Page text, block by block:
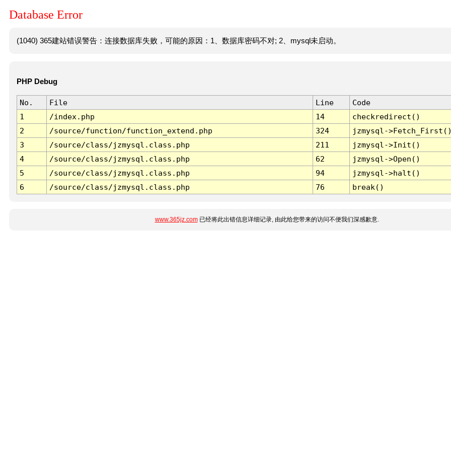
Database Error
(1040) 365建站错误警告：连接数据库失败，可能的原因：1、数据库密码不对; 2、mysql未启动。
PHP Debug
No. File Line
Code
1
/index.php 14
checkredirect()
2
/source/function/function_extend.php 324
jzmysql-
3
/source/class/jzmysql.class.php 211
jzmysql->Init()
4
/source/class/jzmysql.class.php 62
jzmysql->Open()
5
/source/class/jzmysql.class.php 94
jzmysql->halt()
6
/source/class/jzmysql.class.php 76 break()
www.365jz.com已经将此出错信息详细记录, 由此给您带来的访问不便我们深感歉意.